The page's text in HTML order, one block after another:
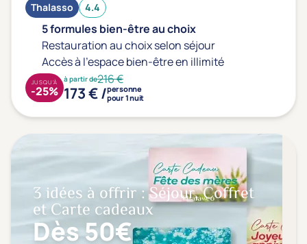
Thalasso 4.4
5 formules bien-être au choix
Restauration au choix selon séjour
Accès à l'espace bien-être en illimité
à partir de216 €
173 € /personne
pour 1 nuit
JUSQU'À
-25%
3 idées à offrir : Séjour, Coffret
et Carte cadeaux
Dès 50€